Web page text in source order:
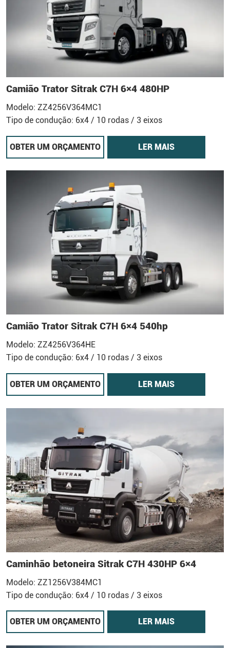
Camião Trator Sitrak C7H 6×4 480HP
Modelo: ZZ4256V364MC1
Tipo de condução: 6x4 / 10 rodas / 3 eixos
OBTER UM ORÇAMENTO LER MAIS
Camião Trator Sitrak C7H 6×4 540hp
Modelo: ZZ4256V364HE
Tipo de condução: 6x4 / 10 rodas / 3 eixos
OBTER UM ORÇAMENTO LER MAIS
Caminhão betoneira Sitrak C7H 430HP 6×4
Modelo: ZZ1256V384MC1
Tipo de condução: 6x4 / 10 rodas / 3 eixos
OBTER UM ORÇAMENTO LER MAIS